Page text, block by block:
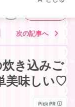
次の記事へ
き込みご
美味しい♡